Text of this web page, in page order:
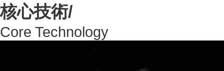
核心技術/
Core Technology